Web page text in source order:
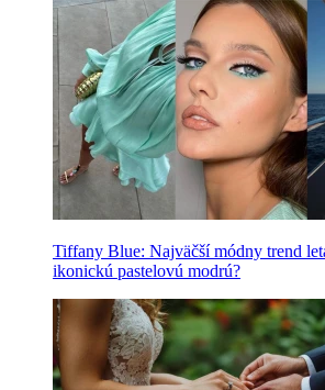
Tiffany Blue: Najväčší módny trend
ikonickú pastelovú modrú?